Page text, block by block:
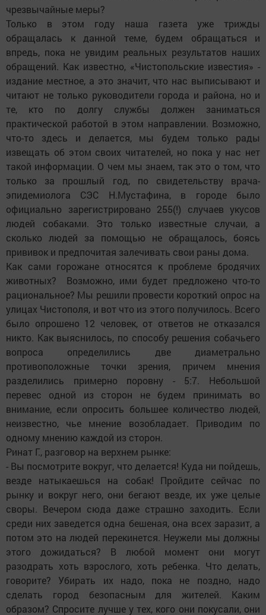
чрезвычайные меры?
Только в этом году наша газета уже трижды
обращалась к данной теме, будем обращаться и
впредь, пока не увидим реальных результатов наших
обращений. Как известно, «Чис­топольские известия» -
издание местное, а это значит, что нас выписывают и
читают не только руководители города и района, но и
те, кто по долгу службы должен заниматься
практической работой в этом направлении. Возможно,
что-то здесь и делается, мы будем только рады
извещать об этом своих читателей, но пока у нас нет
такой информации. О чем мы знаем, так это о том, что
только за прошлый год, по свидетельству врача-
эпидемиолога СЭС Н.Мустафина, в городе было
официально зарегист­рировано 255(!) случаев укусов
людей собаками. Это только известные случаи, а
сколько людей за помощью не обращалось, боясь
прививок и предпочитая залечивать свои раны дома.
Как сами горожане относятся к проблеме бродячих
животных? ­ Возможно, ими будет предложено что-то
рациональное? Мы решили провести короткий опрос на
улицах Чистополя, и вот что из этого получилось. Всего
было опрошено 12 человек, от ответов не отказался
никто. Как выяснилось, по способу решения собачьего
воп­роса определились две диаметрально
противоположные точки зрения, причем мнения
разделились примерно поровну - 5:7. Небольшой
перевес одной из сторон не будем принимать во
внимание, если опросить большее количест­во людей,
неизвестно, чье мнение возоб­ладает. Приводим по
одному мнению каждой из сторон.
Ринат Г., разговор на верхнем рынке:
- Вы посмотрите вокруг, что делается! Куда ни пойдешь,
везде натыкаешь­ся на собак! Пройдите сейчас по
рынку и вокруг него, они бегают везде, их уже целые
своры. Вечером сюда даже страшно заходить. Если
среди них заведется одна бешеная, она всех заразит, а
потом это на людей перекинется. Неужели мы должны
этого дожидаться? В любой момент они могут
разодрать хоть взрослого, хоть ребенка. Что делать,
говорите? Убирать их надо, пока не поздно, надо
сделать город безопасным для жителей. Каким
образом? Спросите лучше у тех, кого они покусали, они